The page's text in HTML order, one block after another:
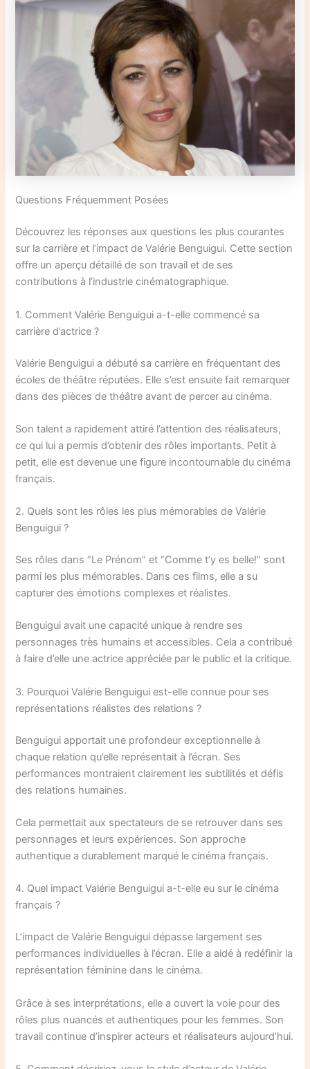
Questions Fréquemment Posées
Découvrez les réponses aux questions les plus courantes
sur la carrière et l’impact de Valérie Benguigui. Cette section
offre un aperçu détaillé de son travail et de ses
contributions à l’industrie cinématographique.
1. Comment Valérie Benguigui a-t-elle commencé sa
carrière d’actrice ?
Valérie Benguigui a débuté sa carrière en fréquentant des
écoles de théâtre réputées. Elle s’est ensuite fait remarquer
dans des pièces de théâtre avant de percer au cinéma.
Son talent a rapidement attiré l’attention des réalisateurs,
ce qui lui a permis d’obtenir des rôles importants. Petit à
petit, elle est devenue une figure incontournable du cinéma
français.
2. Quels sont les rôles les plus mémorables de Valérie
Benguigui ?
Ses rôles dans “Le Prénom” et “Comme t’y es belle!” sont
parmi les plus mémorables. Dans ces films, elle a su
capturer des émotions complexes et réalistes.
Benguigui avait une capacité unique à rendre ses
personnages très humains et accessibles. Cela a contribué
à faire d’elle une actrice appréciée par le public et la critique.
3. Pourquoi Valérie Benguigui est-elle connue pour ses
représentations réalistes des relations ?
Benguigui apportait une profondeur exceptionnelle à
chaque relation qu’elle représentait à l’écran. Ses
performances montraient clairement les subtilités et défis
des relations humaines.
Cela permettait aux spectateurs de se retrouver dans ses
personnages et leurs expériences. Son approche
authentique a durablement marqué le cinéma français.
4. Quel impact Valérie Benguigui a-t-elle eu sur le cinéma
français ?
L’impact de Valérie Benguigui dépasse largement ses
performances individuelles à l’écran. Elle a aidé à redéfinir la
représentation féminine dans le cinéma.
Grâce à ses interprétations, elle a ouvert la voie pour des
rôles plus nuancés et authentiques pour les femmes. Son
travail continue d’inspirer acteurs et réalisateurs aujourd’hui.